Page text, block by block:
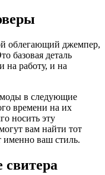
облегающий джемпер,
базовая деталь
на работу, и на
в следующие
времени на их
носить эту
вам найти тот
именно ваш стиль.
свитера